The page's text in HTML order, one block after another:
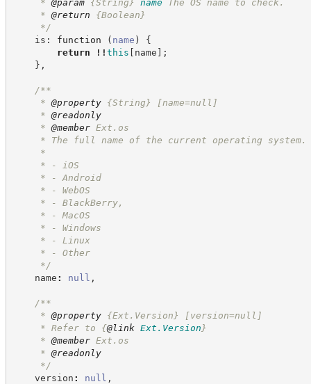
* @param {String} name
The OS name to check.
* @return
{Boolean}
*/
is: function ( name )
{
return
!!this [ name ] ;
} ,
/**
* @property {String}
[name=null]
* @readonly
* @member Ext.os
* The full name of the current operating system.
*
* - iOS
* - Android
* - WebOS
* - BlackBerry,
* - MacOS
* - Windows
* - Linux
* - Other
*/
name : null ,
/**
* @property {Ext.Version}
[version=null]
* Refer to {@link Ext.Version }
* @member Ext.os
* @readonly
*/
version : null ,